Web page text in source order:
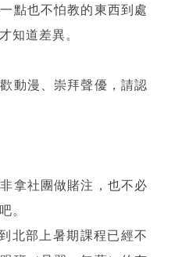
點也不怕教的東西到處
知道差異。
動漫、崇拜聲優，請認
拿社團做賭注，也不必
。
北部上暑期課程已經不